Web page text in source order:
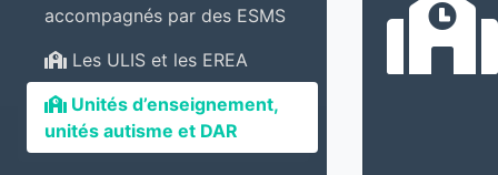
accompagnés par des ESMS
Les ULIS et les EREA
Unités d’enseignement,
unités autisme et DAR